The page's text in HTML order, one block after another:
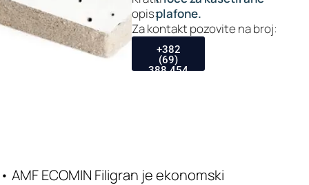
opis:plafone.
Za kontakt pozovite na broj:
+382
(69)
388 454
• AMF ECOMIN Filigran je ekonomski